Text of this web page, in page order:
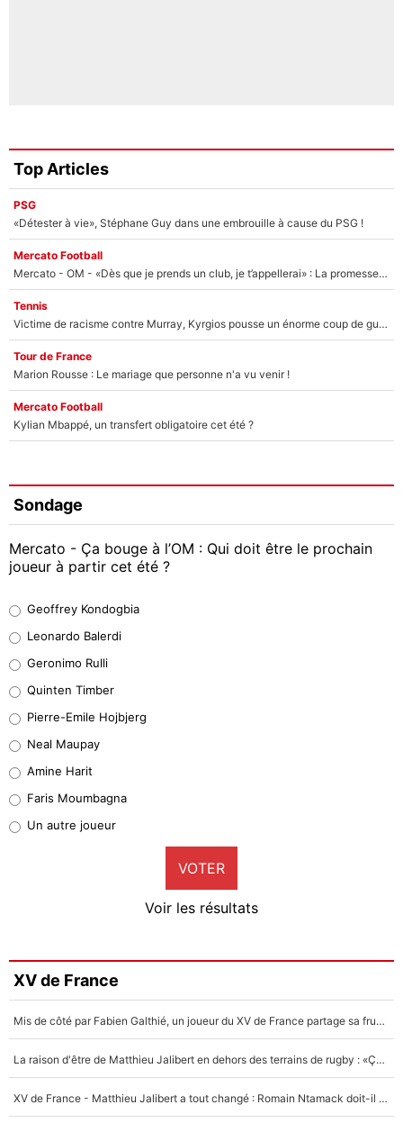
Top Articles
PSG
«Détester à vie», Stéphane Guy dans une embrouille à cause du PSG !
Mercato Football
Mercato - OM - «Dès que je prends un club, je t’appellerai» : La promesse de Marcelino au moment de claquer la porte
Tennis
Victime de racisme contre Murray, Kyrgios pousse un énorme coup de gueule !
Tour de France
Marion Rousse : Le mariage que personne n'a vu venir !
Mercato Football
Kylian Mbappé, un transfert obligatoire cet été ?
Sondage
Mercato - Ça bouge à l’OM : Qui doit être le prochain
joueur à partir cet été ?
38%
32%
5%
1%
8%
Faris Moumbagna
4%
Un autre joueur
5%
Geoffrey Kondogbia
Leonardo Balerdi
Geronimo Rulli
Quinten Timber
Pierre-Emile Hojbjerg
Neal Maupay
Amine Harit
Faris Moumbagna
Un autre joueur
VOTER
Voir les résultats
XV de France
Mis de côté par Fabien Galthié, un joueur du XV de France partage sa frustration : «ils ne me l’ont pas dit tout de suite»
La raison d'être de Matthieu Jalibert en dehors des terrains de rugby : «Ça m'atteint autant que si tu touches à un membre de ma famille»
XV de France - Matthieu Jalibert a tout changé : Romain Ntamack doit-il s’inquiéter pour sa place à un an de la Coupe du monde ?